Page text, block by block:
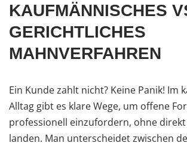
KAUFMÄNNISCHES
GERICHTLICHES
MAHNVERFAHREN
Ein Kunde zahlt nicht? Keine Panik! Im
Alltag gibt es klare Wege, um offene
professionell einzufordern, ohne
landen. Man unterscheidet zwischen